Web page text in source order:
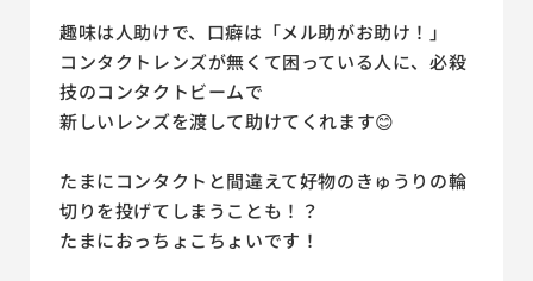
趣味は人助けで、口癖は「メル助がお助け！」
コンタクトレンズが無くて困っている人に、必殺
技のコンタクトビームで
新しいレンズを渡して助けてくれます😊
たまにコンタクトと間違えて好物のきゅうりの輪
切りを投げてしまうことも！？
たまにおっちょこちょいです！